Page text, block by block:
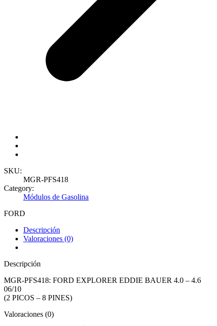
SKU:
MGR-PFS418
Category:
Módulos de Gasolina
FORD
Descripción
Valoraciones (0)
Descripción
MGR-PFS418: FORD EXPLORER EDDIE BAUER 4.0 – 4.6
06/10
(2 PICOS – 8 PINES)
Valoraciones (0)